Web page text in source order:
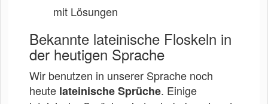
mit Lösungen
Bekannte lateinische Floskeln in
der heutigen Sprache
Wir benutzen in unserer Sprache noch
heute lateinische Sprüche. Einige